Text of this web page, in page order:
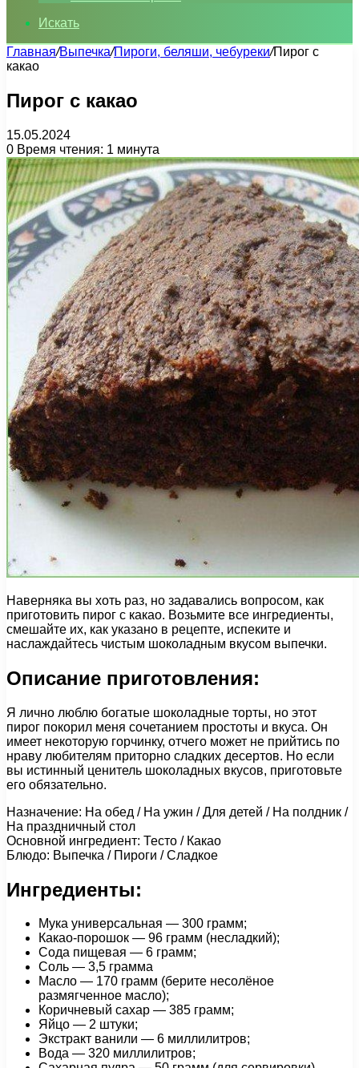
Искать
Главная/Выпечка/Пироги, беляши, чебуреки/Пирог с
какао
Пирог с какао
15.05.2024
0 Время чтения: 1 минута
Наверняка вы хоть раз, но задавались вопросом, как
приготовить пирог с какао. Возьмите все ингредиенты,
смешайте их, как указано в рецепте, испеките и
наслаждайтесь чистым шоколадным вкусом выпечки.
Описание приготовления:
Я лично люблю богатые шоколадные торты, но этот
пирог покорил меня сочетанием простоты и вкуса. Он
имеет некоторую горчинку, отчего может не прийтись по
нраву любителям приторно сладких десертов. Но если
вы истинный ценитель шоколадных вкусов, приготовьте
его обязательно.
Назначение: На обед / На ужин / Для детей / На полдник /
На праздничный стол
Основной ингредиент: Тесто / Какао
Блюдо: Выпечка / Пироги / Сладкое
Ингредиенты:
Мука универсальная — 300 грамм;
Какао-порошок — 96 грамм (несладкий);
Сода пищевая — 6 грамм;
Соль — 3,5 грамма
Масло — 170 грамм (берите несолёное
размягченное масло);
Коричневый сахар — 385 грамм;
Яйцо — 2 штуки;
Экстракт ванили — 6 миллилитров;
Вода — 320 миллилитров;